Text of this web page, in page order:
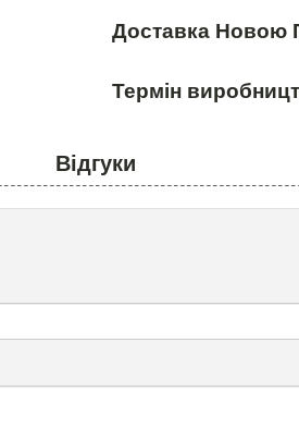
Доставка Новою
Термін
Відгуки